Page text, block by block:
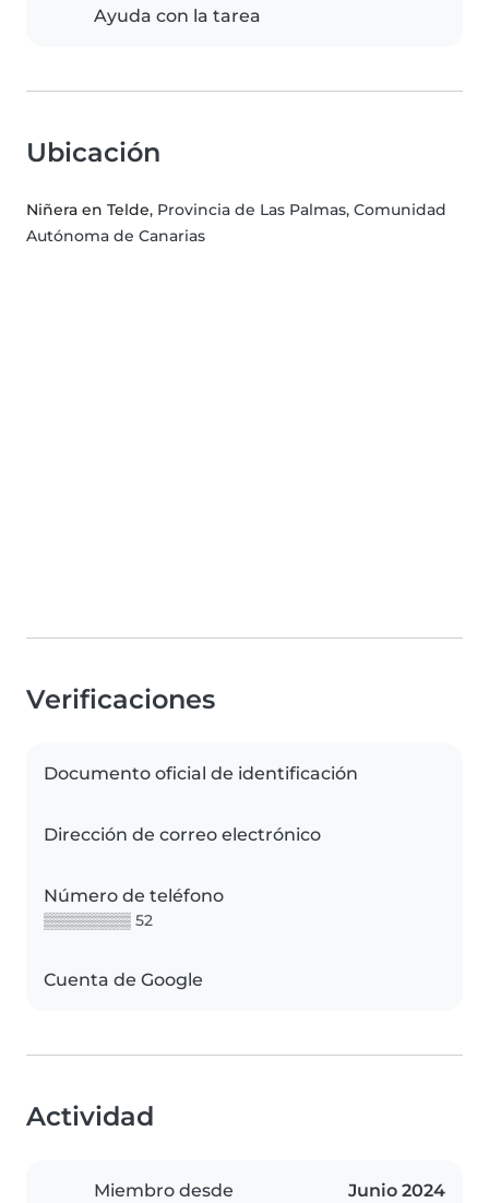
Ayuda con la tarea
Ubicación
Niñera en Telde, Provincia de Las Palmas, Comunidad
Autónoma de Canarias
Verificaciones
Documento oficial de identificación
Dirección de correo electrónico
Número de teléfono
▒▒▒▒▒▒▒▒ 52
Cuenta de Google
Actividad
Miembro desde Junio 2024